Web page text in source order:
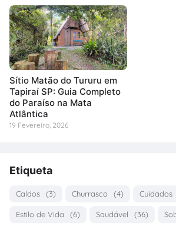
Sítio Matão do Tururu em
Tapiraí SP: Guia Completo
do Paraíso na Mata
Atlântica
19 Fevereiro, 2026
Etiqueta
Caldos (3) Churrasco (4) Cuidados
Estilo de Vida (6) Saudável (36)